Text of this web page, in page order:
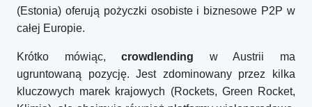
(Estonia) oferują pożyczki osobiste i biznesowe P2P w
całej Europie.
Krótko mówiąc,crowdlending w Austrii ma
ugruntowaną pozycję. Jest zdominowany przez kilka
kluczowych marek krajowych (Rockets, Green Rocket,